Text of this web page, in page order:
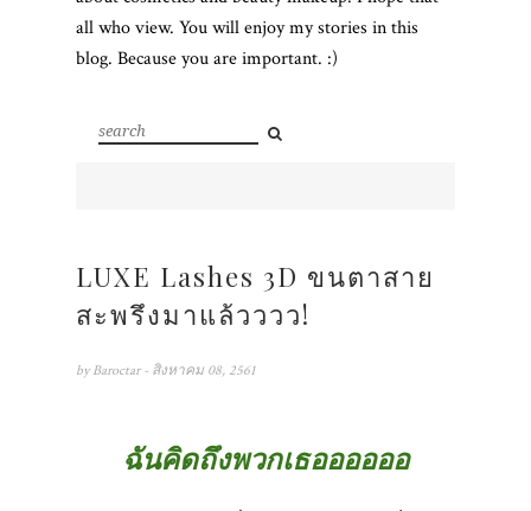
all who view. You will enjoy my stories in this
blog. Because you are important. :)
LUXE Lashes 3D ขนตาสาย
สะพรึงมาแล้วววว!
by Baroctar- สิงหาคม 08, 2561
ฉันคิดถึงพวกเธออออออ